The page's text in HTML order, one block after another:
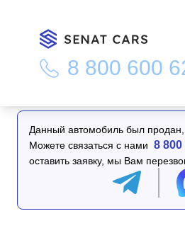
8 800 600
Главная Каталог/Kia Carnival 9-
Данный автомобиль был продан,
Можете связаться с нами 8 800
оставить заявку, мы Вам